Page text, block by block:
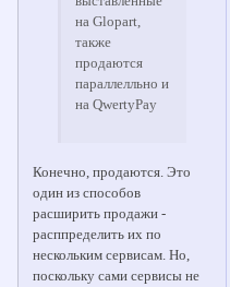
на Glopart,
также
продаются
параллелльно и
на QwertyPay
Конечно, продаются. Это
один из способов
расширить продажи -
расппределить их по
нескольким сервисам. Но,
поскольку сами сервисы не